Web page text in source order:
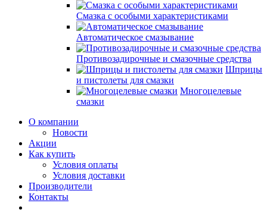
Смазка с особыми характеристиками
Автоматическое смазывание
Противозадирочные и смазочные средства
Шприцы
и пистолеты для смазки
Многоцелевые
смазки
О компании
Новости
Акции
Как купить
Условия оплаты
Условия доставки
Производители
Контакты